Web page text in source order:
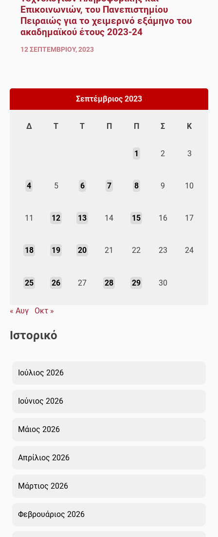
Επικοινωνιών, του Πανεπιστημίου
Πειραιώς για το χειμερινό εξάμηνο του
ακαδημαϊκού έτους 2023-24
12 ΣΕΠΤΕΜΒΡΊΟΥ, 2023
Σεπτέμβριος 2023
Δ Τ Τ Π Π Σ Κ
1 2 3
4 5 6 7 8 9 10
11 12 13 14 15 16 17
18 19 20 21 22 23 24
25 26 27 28 29 30
« Αυγ Οκτ »
Ιστορικό
Ιούλιος 2026
Ιούνιος 2026
Μάιος 2026
Απρίλιος 2026
Μάρτιος 2026
Φεβρουάριος 2026